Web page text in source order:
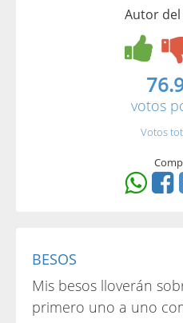
Autor
votos
Votos
BESOS
Mis besos lloverán
primero uno a uno